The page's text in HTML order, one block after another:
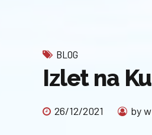
BLOG
Izlet na
26/12/2021 by